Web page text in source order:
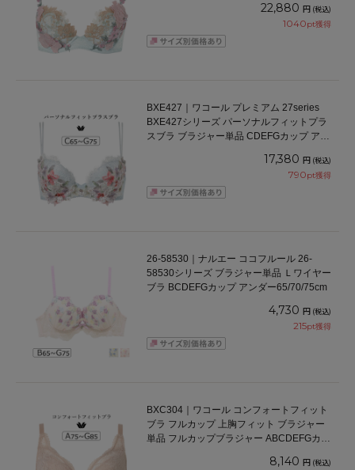
22,880 円 (税込)
1040pt獲得
BXE427｜ワコール プレミアム 27series
BXE427シリーズ パーソナルフィットプラ
スブラ ブラジャー単品 CDEFGカップ アン
17,380 円 (税込)
790pt獲得
26-58530｜ナルエー ココフルール 26-
58530シリーズ ブラジャー単品 Ｌワイヤー
ブラ BCDEFGカップ アンダー65/70/75cm
4,730 円 (税込)
215pt獲得
BXC304｜ワコール コンフォートフィット
ブラ フルカップ 上胸フィット ブラジャー
単品 フルカップブラジャー ABCDEFGカッ
8,140 円 (税込)